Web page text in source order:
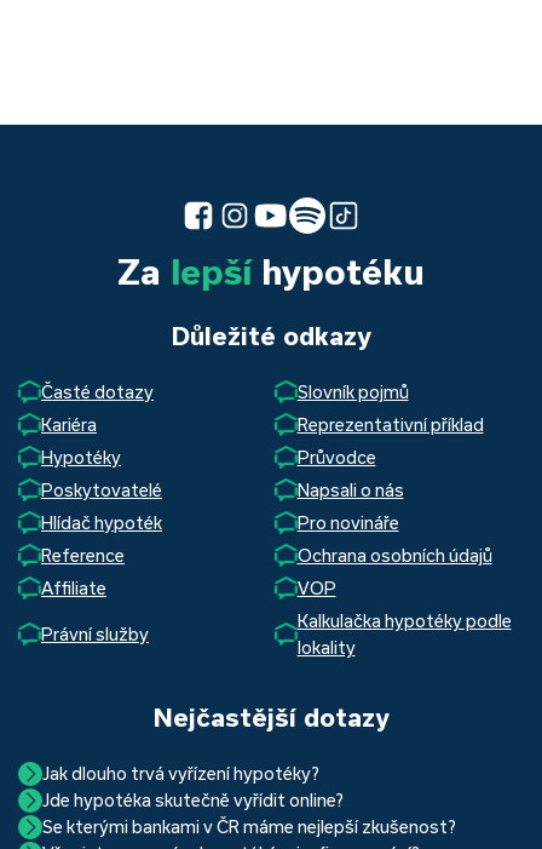
Za lepšíhypotéku
Důležité odkazy
Časté dotazy
Slovník pojmů
Kariéra
Reprezentativní příklad
Hypotéky
Průvodce
Poskytovatelé
Napsali o nás
Hlídač hypoték
Pro novináře
Reference
Ochrana osobních údajů
Affiliate
VOP
Právní služby
Kalkulačka hypotéky podle
lokality
Nejčastější dotazy
Jak dlouho trvá vyřízení hypotéky?
Hypotéka se dá zvládnout za měsíc i za tři. Nejčastěji její
uzavření trvá okolo 2 měsíců. Důvodem je především
Jde hypotéka skutečně vyřídit online?
Ano, skutečně jde. Díky moderním technologiím, které
Se kterými bankami v ČR máme nejlepší zkušenost?